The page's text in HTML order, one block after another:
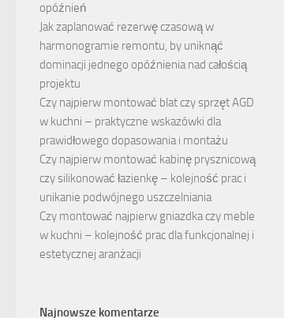
opóźnień
Jak zaplanować rezerwę czasową w
harmonogramie remontu, by uniknąć
dominacji jednego opóźnienia nad całością
projektu
Czy najpierw montować blat czy sprzęt AGD
w kuchni – praktyczne wskazówki dla
prawidłowego dopasowania i montażu
Czy najpierw montować kabinę prysznicową
czy silikonować łazienkę – kolejność prac i
unikanie podwójnego uszczelniania
Czy montować najpierw gniazdka czy meble
w kuchni – kolejność prac dla funkcjonalnej i
estetycznej aranżacji
Najnowsze komentarze